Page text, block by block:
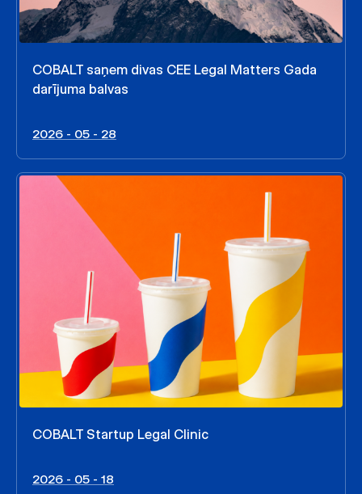
COBALT saņem divas CEE Legal Matters Gada
darījuma balvas
2026 - 05 - 28
COBALT Startup Legal Clinic
2026 - 05 - 18